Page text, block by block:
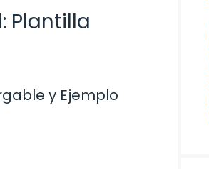
Plantilla
y Ejemplo